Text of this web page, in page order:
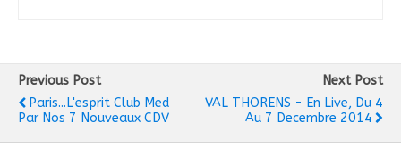
Previous Post
Paris...L'esprit Club Med
Par Nos 7 Nouveaux CDV
Next Post
VAL THORENS - En Live, Du 4
Au 7 Decembre 2014